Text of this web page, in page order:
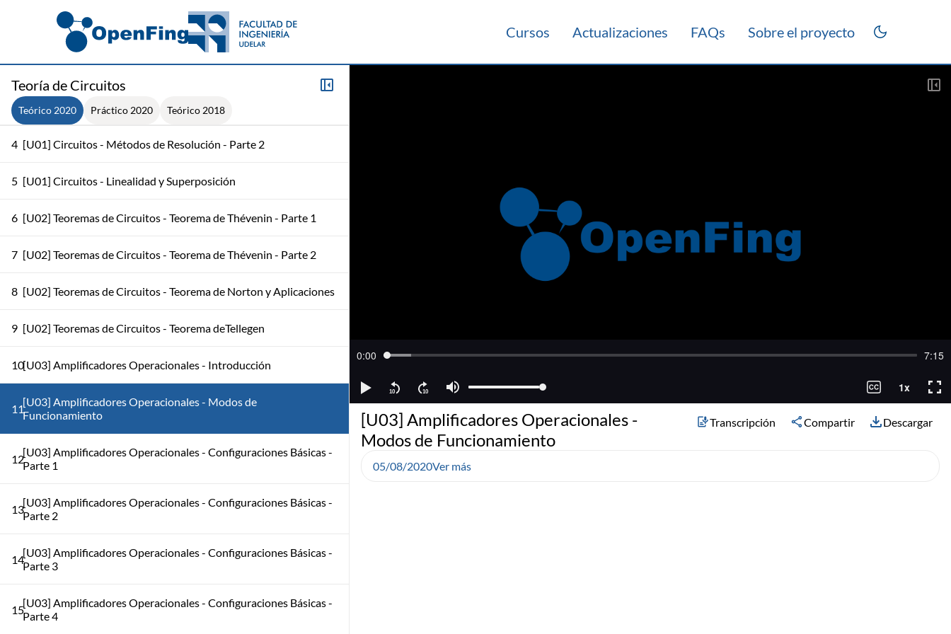
Cursos Actualizaciones FAQs Sobre el proyecto
Teoría de Circuitos
Teórico 2020 Práctico 2020 Teórico 2018
[U01] Circuitos - Elementos de un Circuito - Parte 1
3 [U01] Circuitos - Métodos de Resolución - Parte 1
4 [U01] Circuitos - Métodos de Resolución - Parte 2
5 [U01] Circuitos - Linealidad y Superposición
6 [U02] Teoremas de Circuitos - Teorema de Thévenin - Parte 1
7 [U02] Teoremas de Circuitos - Teorema de Thévenin - Parte 2
8 [U02] Teoremas de Circuitos - Teorema de Norton y Aplicaciones
9 [U02] Teoremas de Circuitos - Teorema deTellegen
10[U03] Amplificadores Operacionales - Introducción
11[U03] Amplificadores Operacionales - Modos de
Funcionamiento
12[U03] Amplificadores Operacionales - Configuraciones Básicas -
Parte 1
13[U03] Amplificadores Operacionales - Configuraciones Básicas -
Parte 2
14[U03] Amplificadores Operacionales - Configuraciones Básicas -
Parte 3
15[U03] Amplificadores Operacionales - Configuraciones Básicas -
Parte 4
[U03] Amplificadores Operacionales -
Modos de Funcionamiento
Transcripción Compartir Descargar
05/08/2020Ver más